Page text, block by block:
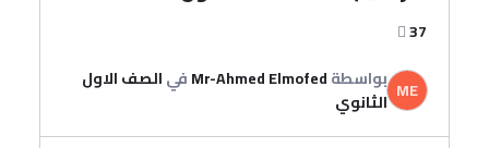
37
ME بواسطةMr-Ahmed Elmofedفيالصف الاول
الثانوي